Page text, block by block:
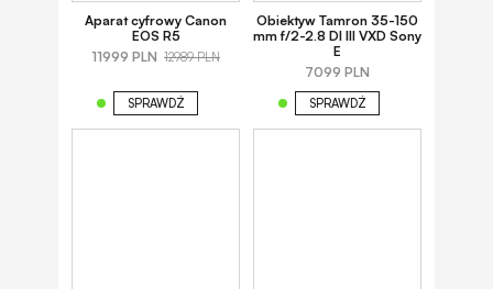
Aparat cyfrowy Canon
EOS R5
11999 PLN 12989 PLN
SPRAWDŹ
Obiektyw Tamron 35-150
mm f/2-2.8 DI III VXD Sony
E
7099 PLN
SPRAWDŹ